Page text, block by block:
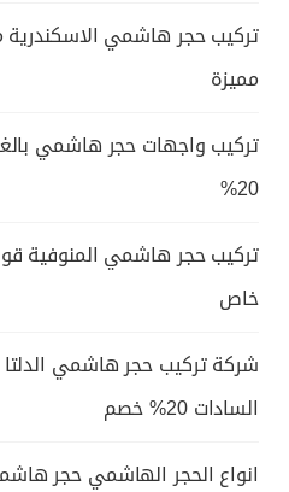
تركيب حجر هاشمي الاسكندرية
مميزة
تركيب واجهات حجر هاشمي
20%
تركيب حجر هاشمي المنوفية
خاص
شركة تركيب حجر هاشمي
السادات 20% خصم
انواع الحجر الهاشمي حجر